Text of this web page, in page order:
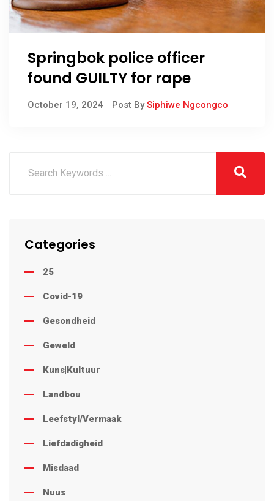
Springbok police officer
found GUILTY for rape
October 19, 2024 Post BySiphiwe Ngcongco
Categories
25
Covid-19
Gesondheid
Geweld
Kuns|Kultuur
Landbou
Leefstyl/Vermaak
Liefdadigheid
Misdaad
Nuus